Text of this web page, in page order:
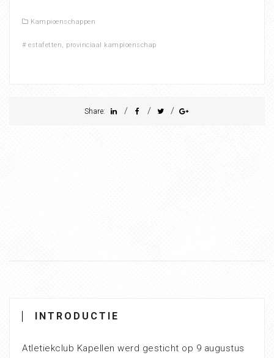
Kampioenschappen
# estafetten, provinciaal kampioenschap
Share: / / /
INTRODUCTIE
Atletiekclub Kapellen werd gesticht op 9 augustus